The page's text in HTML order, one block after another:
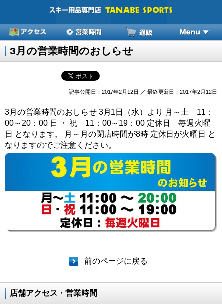
3月の営業時間のおしらせ
記事公開日：2017年2月12日 ／ 最終更新日：2017年2月12日
3月の営業時間のおしらせ 3月1日（水）より 月～土 11：
00～20：00 日 ・ 祝 11：00～19：00 定休日 毎週火曜
日 となります。 月～月の閉店時間が8時 定休日が火曜日 と
なりますのでご注意ください。
前のページに戻る
店舗アクセス・営業時間